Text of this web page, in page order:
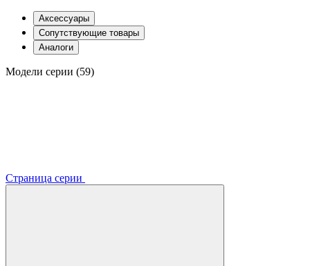
Аксессуары
Сопутствующие товары
Аналоги
Модели серии (59)
Страница серии